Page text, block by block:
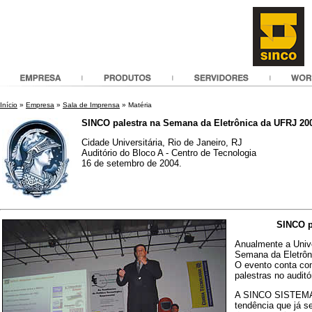
Início » Empresa » Sala de Imprensa » Matéria
SINCO palestra na Semana da Eletrônica da UFRJ
Cidade Universitária, Rio de Janeiro, RJ
Auditório do Bloco A - Centro de Tecnologia
16 de setembro de 2004.
SINCO
Anualmente a
Semana da
O evento conta
palestras no
A SINCO
tendência que já